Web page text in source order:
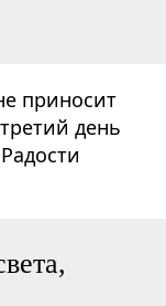
приносит
день